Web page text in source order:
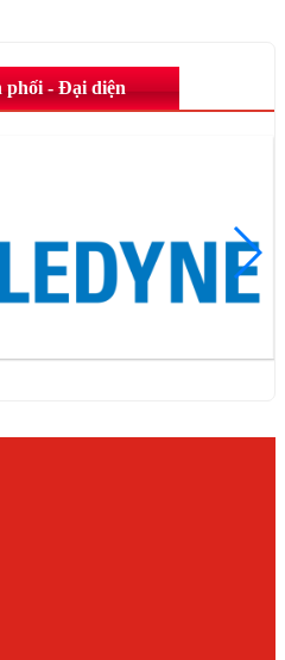
phối - Đại diện